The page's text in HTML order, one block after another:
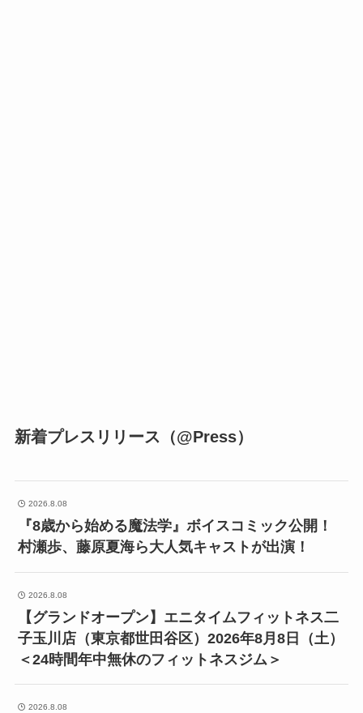
新着プレスリリース（@Press）
2026.8.08
『8歳から始める魔法学』ボイスコミック公開！
村瀬歩、藤原夏海ら大人気キャストが出演！
2026.8.08
【グランドオープン】エニタイムフィットネス二
子玉川店（東京都世田谷区）2026年8月8日（土）
＜24時間年中無休のフィットネスジム＞
2026.8.08